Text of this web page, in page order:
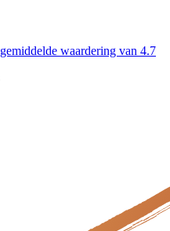
waardering van 4.7